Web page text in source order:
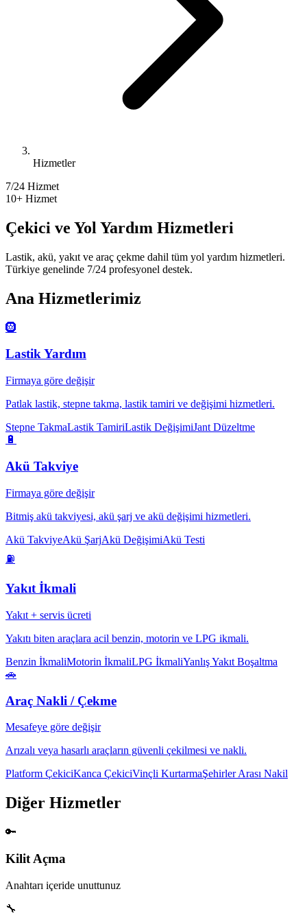
Hizmetler
7/24 Hizmet
10+ Hizmet
Çekici ve Yol Yardım Hizmetleri
Lastik, akü, yakıt ve araç çekme dahil tüm yol yardım hizmetleri.
Türkiye genelinde 7/24 profesyonel destek.
Ana Hizmetlerimiz
🛞
Lastik Yardım
Firmaya göre değişir
Patlak lastik, stepne takma, lastik tamiri ve değişimi hizmetleri.
Stepne TakmaLastik TamiriLastik DeğişimiJant Düzeltme
🔋
Akü Takviye
Firmaya göre değişir
Bitmiş akü takviyesi, akü şarj ve akü değişimi hizmetleri.
Akü TakviyeAkü ŞarjAkü DeğişimiAkü Testi
⛽
Yakıt İkmali
Yakıt + servis ücreti
Yakıtı biten araçlara acil benzin, motorin ve LPG ikmali.
Benzin İkmaliMotorin İkmaliLPG İkmaliYanlış Yakıt Boşaltma
🚗
Araç Nakli / Çekme
Mesafeye göre değişir
Arızalı veya hasarlı araçların güvenli çekilmesi ve nakli.
Platform ÇekiciKanca ÇekiciVinçli KurtarmaŞehirler Arası Nakil
Diğer Hizmetler
🔑
Kilit Açma
Anahtarı içeride unuttunuz
🔧